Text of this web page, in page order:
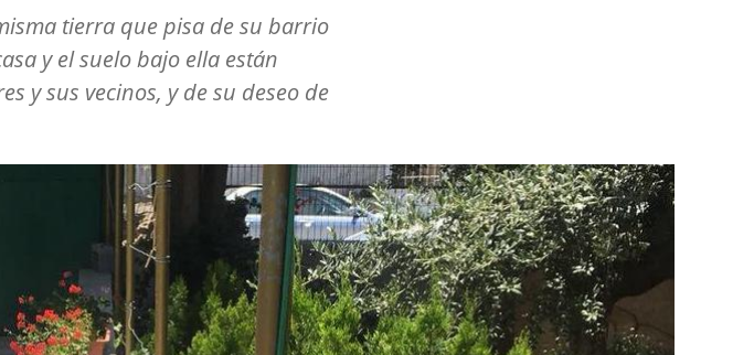
tierra que pisa de su barrio
y el suelo bajo ella están
y sus vecinos, y de su deseo de